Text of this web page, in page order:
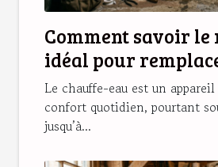
Comment savoir le
idéal pour
chauffe-eau ?
Le chauffe-eau est un
confort quotidien, pourtant
jusqu’à...